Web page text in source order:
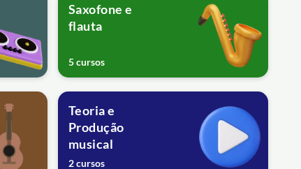
Saxofone e
flauta
5 cursos
Teoria e
Produção
musical
2 cursos